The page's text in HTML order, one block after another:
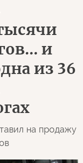
и
из 36
на продажу